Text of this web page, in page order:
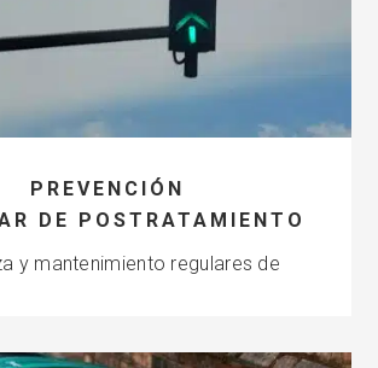
PREVENCIÓN
DE POSTRATAMIENTO
y mantenimiento regulares de